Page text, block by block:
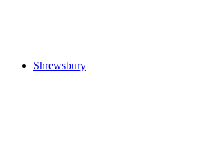
Shrewsbury